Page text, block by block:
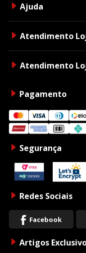
Ajuda
Atendimento
Atendimento
Pagamento
Segurança
Redes Sociais
Facebook
Artigos